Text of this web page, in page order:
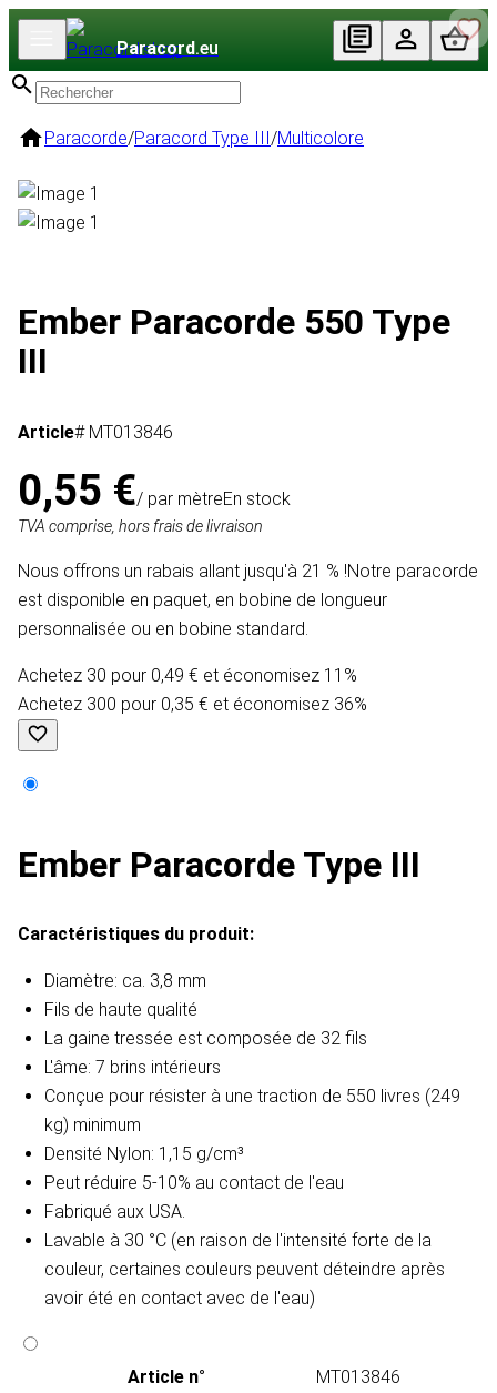
Paracord.eu
Paracorde/Paracord Type III/Multicolore
Ember Paracorde 550 Type
III
Article# MT013846
0,55 €/ par mètreEn stock
TVA comprise, hors frais de livraison
Nous offrons un rabais allant jusqu'à 21 % !Notre paracorde
est disponible en paquet, en bobine de longueur
personnalisée ou en bobine standard.
Achetez 30 pour 0,49 € et économisez 11%
Achetez 300 pour 0,35 € et économisez 36%
Ember Paracorde Type III
Caractéristiques du produit:
Diamètre: ca. 3,8 mm
Fils de haute qualité
La gaine tressée est composée de 32 fils
L'âme: 7 brins intérieurs
Conçue pour résister à une traction de 550 livres (249
kg) minimum
Densité Nylon: 1,15 g/cm³
Peut réduire 5-10% au contact de l'eau
Fabriqué aux USA.
Lavable à 30 °C (en raison de l'intensité forte de la
couleur, certaines couleurs peuvent déteindre après
avoir été en contact avec de l'eau)
Article n°
MT013846